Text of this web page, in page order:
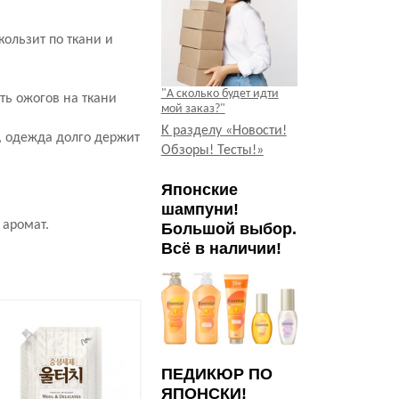
по ткани и
ожогов на ткани
одежда долго держит
"А сколько будет идти
мой заказ?"
К разделу «Новости!
Обзоры! Тесты!»
Японские
шампуни!
Большой выбор.
Всё в наличии!
ПЕДИКЮР ПО
ЯПОНСКИ!